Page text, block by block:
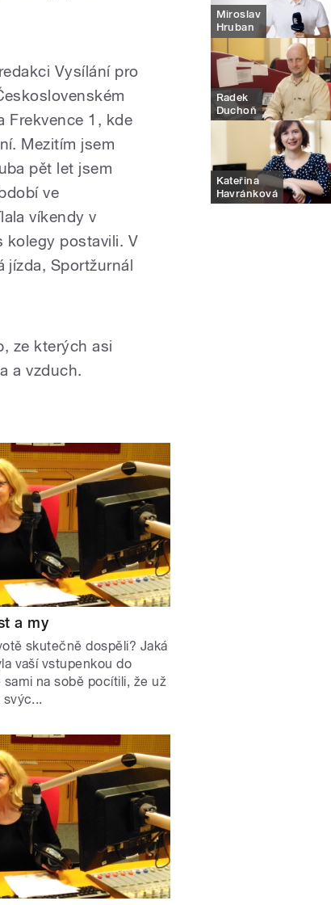
Vysílání pro
Frekvence 1, kde
Mezitím jsem
pět let jsem
ve
víkendy v
kolegy postavili. V
jízda, Sportžurnál
ze kterých asi
a vzduch.
a my
skutečně dospěli? Jaká
vaší vstupenkou do
na sobě pocítili, že už
Miroslav
Hruban
Radek
Duchoň
Kateřina
Havránková